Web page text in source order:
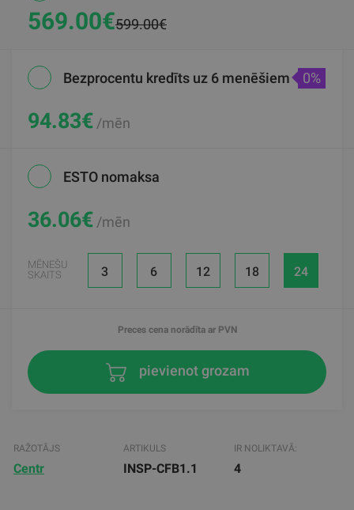
569.00€599.00€
Bezprocentu kredīts uz 6 menēšiem 0%
94.83€ /mēn
ESTO nomaksa
36.06€ /mēn
MĒNEŠU
SKAITS
3 6 12 18 24
Preces cena norādīta ar PVN
pievienot grozam
RAŽOTĀJS
Centr
ARTIKULS
INSP-CFB1.1
IR NOLIKTAVĀ:
4